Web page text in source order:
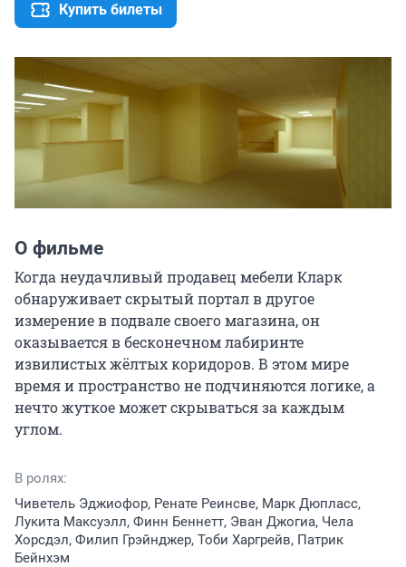
Купить билеты
О фильме
Когда неудачливый продавец мебели Кларк
обнаруживает скрытый портал в другое
измерение в подвале своего магазина, он
оказывается в бесконечном лабиринте
извилистых жёлтых коридоров. В этом мире
время и пространство не подчиняются логике, а
нечто жуткое может скрываться за каждым
углом.
В ролях:
Чиветель Эджиофор, Ренате Реинсве, Марк Дюпласс,
Лукита Максуэлл, Финн Беннетт, Эван Джогиа, Чела
Хорсдэл, Филип Грэйнджер, Тоби Харгрейв, Патрик
Бейнхэм